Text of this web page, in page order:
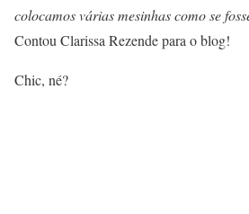
colocamos várias mesinhas como se
Contou Clarissa Rezende para o blog!
Chic, né?